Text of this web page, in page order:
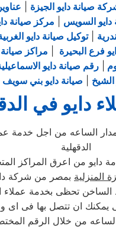
صيانة دايو الجيزة
دايو السويس مركز صيانة
|توكيل صيانة دايو
فرع البحيرة
مراكز صيانة
|رقم صيانة دايو
صيانة دايو بني سويف
دايو في
الدقهلية
دايو من اعرق المراكز
المنزلية بمصر من شركة
الساخن تحظى بخدمة
يمكنك ان تتصل بها فى اى
من خلال الرقم